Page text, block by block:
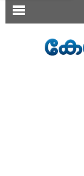
SECTIONS